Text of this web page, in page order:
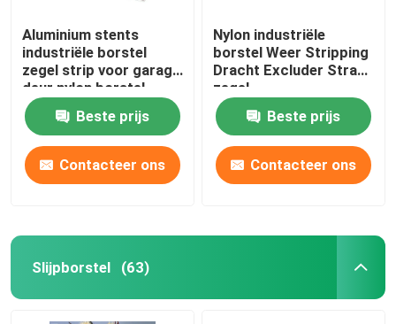
Aluminium stents
industriële borstel
zegel strip voor garage
deur nylon borstel
Beste prijs
Contacteer ons
Nylon industriële
borstel Weer Stripping
Dracht Excluder Strak
zegel
Beste prijs
Contacteer ons
Slijpborstel (63)